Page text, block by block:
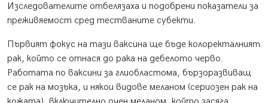
Изследователите отбелязаха и подобрени показатели за
преживяемост сред тестваните субекти.
Първият фокус на тази ваксина ще бъде колоректалният
рак, който се отнася до рака на дебелото черво.
Работата по ваксини за глиобластома, бързоразвиващ
се рак на мозъка, и някои видове меланом (сериозен рак на